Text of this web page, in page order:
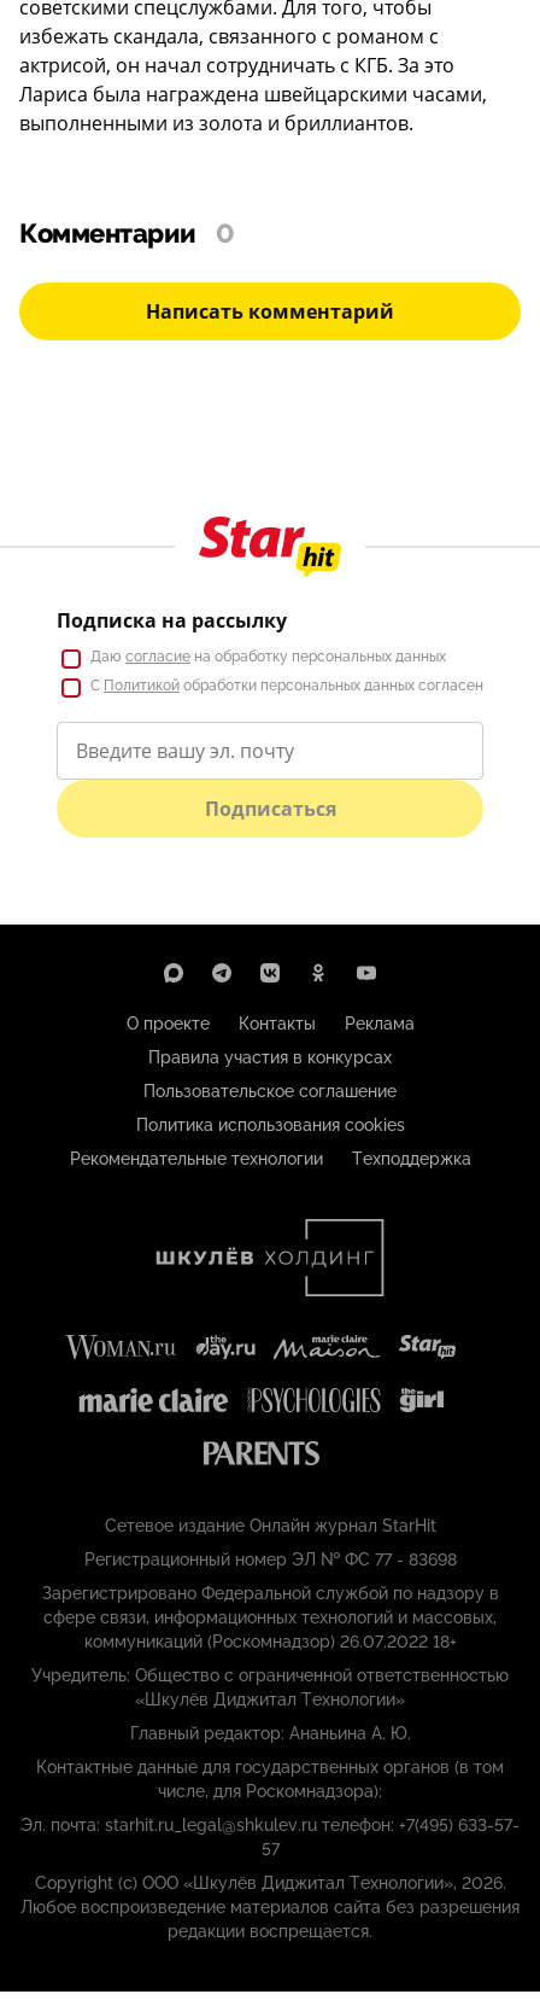
советскими спецслужбами. Для того, чтобы
избежать скандала, связанного с романом с
актрисой, он начал сотрудничать с КГБ. За это
Лариса была награждена швейцарскими часами,
выполненными из золота и бриллиантов.
Комментарии 0
Написать комментарий
Подписка на рассылку
Даю согласие на обработку персональных данных
С Политикой обработки персональных данных согласен
Подписаться
О проекте Контакты
Реклама
Правила участия в конкурсах
Пользовательское соглашение
Политика использования cookies
Рекомендательные технологии
Техподдержка
Сетевое издание Онлайн журнал StarHit
Регистрационный номер ЭЛ № ФС 77 - 83698
Зарегистрировано Федеральной службой по надзору в
сфере связи, информационных технологий и массовых,
коммуникаций (Роскомнадзор) 26.07.2022 18+
Учредитель: Общество с ограниченной ответственностью
«Шкулёв Диджитал Технологии»
Главный редактор: Ананьина А. Ю.
Контактные данные для государственных органов (в том
числе, для Роскомнадзора):
Эл. почта: starhit.ru_legal@shkulev.ru телефон: +7(495) 633-57-
57
Copyright (с) ООО «Шкулёв Диджитал Технологии», 2026.
Любое воспроизведение материалов сайта без разрешения
редакции воспрещается.